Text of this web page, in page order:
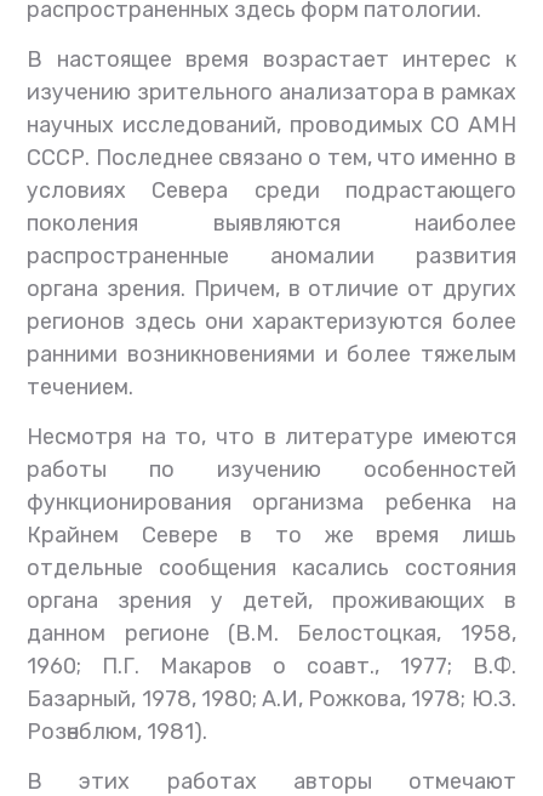
распространенных здесь форм патологии.
В настоящее время возрастает интерес к
изучению зрительного анализатора в рамках
научных исследований, проводимых СО АМН
СССР. Последнее связано о тем, что именно в
условиях Севера среди подрастающего
поколения выявляются наиболее
распространенные аномалии развития
органа зрения. Причем, в отличие от других
регионов здесь они характеризуются более
ранними возникновениями и более тяжелым
течением.
Несмотря на то, что в литературе имеются
работы по изучению особенностей
функционирования организма ребенка на
Крайнем Севере в то же время лишь
отдельные сообщения касались состояния
органа зрения у детей, проживающих в
данном регионе (В.М. Белостоцкая, 1958,
1960; П.Г. Макаров о соавт., 1977; В.Ф.
Базарный, 1978, 1980; А.И, Рожкова, 1978; Ю.З.
Розѳнблюм, 1981).
В этих работах авторы отмечают